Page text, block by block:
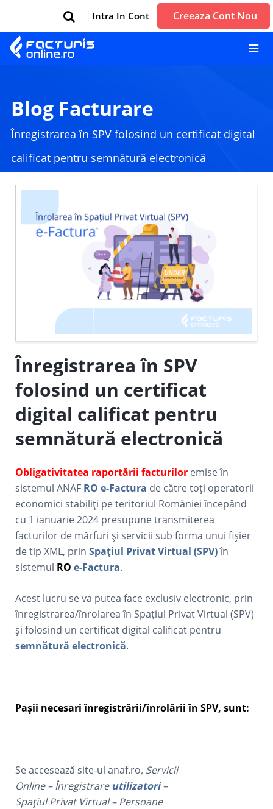
Intra In Cont Creeaza Cont Nou
Blog Facturare
Înregistrarea în SPV folosind un certificat digital
calificat pentru semnătură electronică
Înregistrarea în SPV
folosind un certificat
digital calificat pentru
semnătură electronică
Obligativitatea raportării facturilor emise în
sistemul ANAF RO e-Factura de către toți operatorii
economici stabiliți pe teritoriul României începând
cu 1 ianuarie 2024 presupune transmiterea
facturilor de mărfuri și servicii sub forma unui fișier
de tip XML, prinSpațiul Privat Virtual (SPV)în
sistemul ROe-Factura.
Acest lucru se va putea face exclusiv electronic, prin
înregistrarea/înrolarea în Spațiul Privat Virtual (SPV)
și folosind un certificat digital calificat pentru
semnătură electronică.
Pașii necesari înregistrării/înrolării în SPV, sunt:
Se accesează site-ul anaf.ro, Servicii
Online – Înregistrare utilizatori–
Spațiul Privat Virtual – Persoane